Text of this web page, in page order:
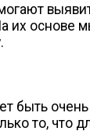
их основе
быть очень
то, что